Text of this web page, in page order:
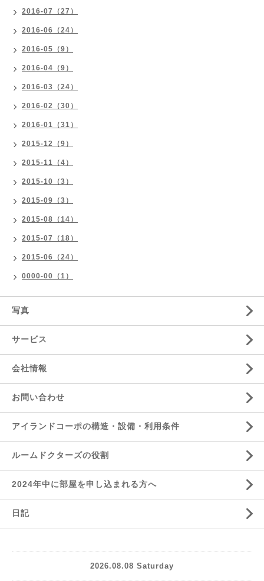
2016-07（27）
2016-06（24）
2016-05（9）
2016-04（9）
2016-03（24）
2016-02（30）
2016-01（31）
2015-12（9）
2015-11（4）
2015-10（3）
2015-09（3）
2015-08（14）
2015-07（18）
2015-06（24）
0000-00（1）
写真
サービス
会社情報
お問い合わせ
アイランドコーポの構造・設備・利用条件
ルームドクターズの役割
2024年中に部屋を申し込まれる方へ
日記
2026.08.08 Saturday